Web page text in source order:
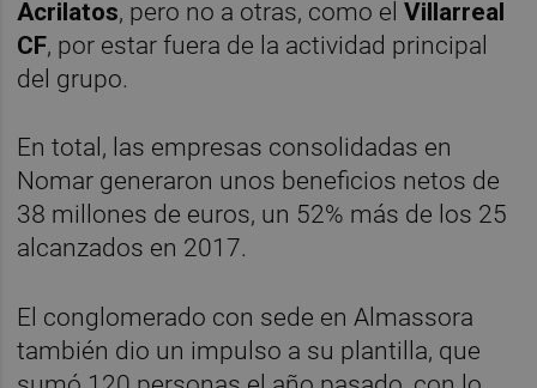
Acrilatos, pero no a otras, como elVillarreal
CF, por estar fuera de la actividad principal
del grupo.
En total, las empresas consolidadas en
Nomar generaron unos beneficios netos de
38 millones de euros, un 52% más de los 25
alcanzados en 2017.
El conglomerado con sede en Almassora
también dio un impulso a su plantilla, que